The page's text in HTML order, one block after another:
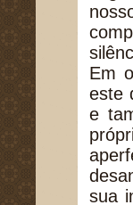
Em
este
e
sua